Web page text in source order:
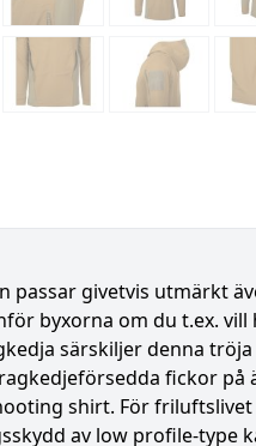
passar givetvis utmärkt
byxorna om du t.ex.
särskiljer denna
fickor
shirt. För
av low profile-type